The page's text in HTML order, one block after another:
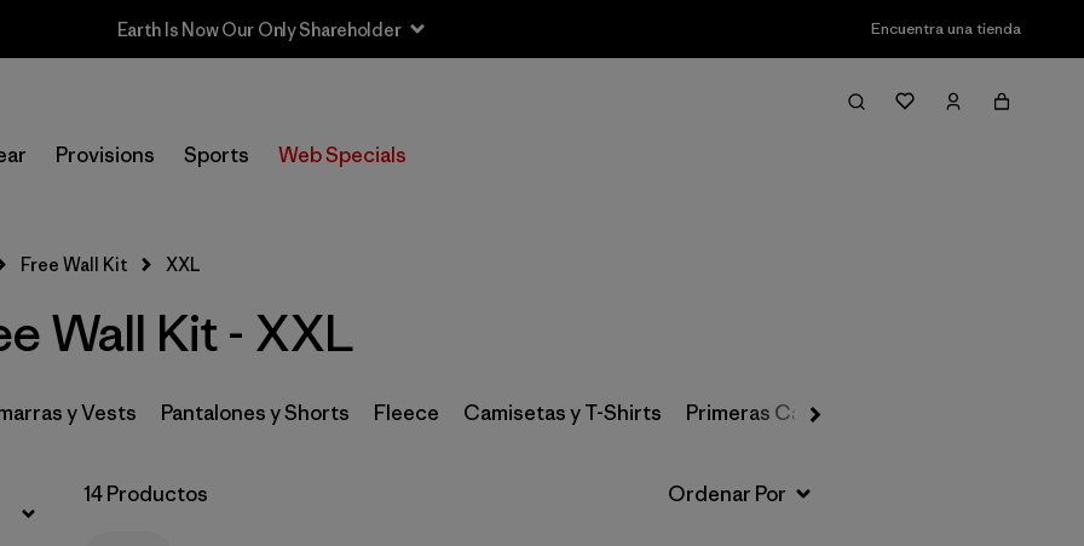
Earth Is Now Our Only Shareholder Encuentra una tienda
Provisions Sports Web Specials
Filter & Sort
Filtrar por
Filtrar por
Materials & Fabric
Free Wall Kit XXL
Wall Kit - XXL
y Vests Pantalones y Shorts Fleece Camisetas y T-Shirts Primeras Capas, Calcetines y Ropa
14 Productos